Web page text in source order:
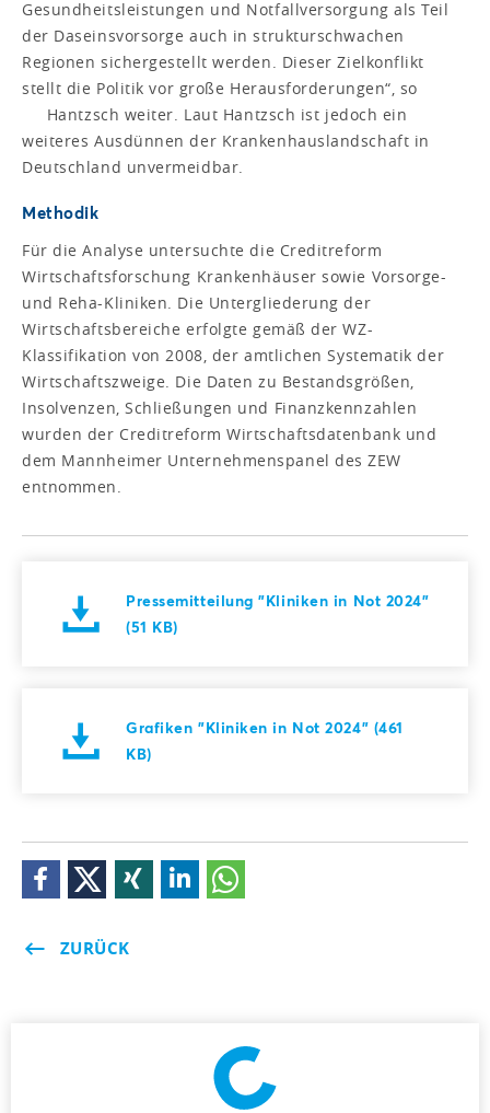
Gesundheitsleistungen und Notfallversorgung als Teil
der Daseinsvorsorge auch in strukturschwachen
Regionen sichergestellt werden. Dieser Zielkonflikt
stellt die Politik vor große Herausforderungen“, so
Hantzsch weiter. Laut Hantzsch ist jedoch ein
weiteres Ausdünnen der Krankenhauslandschaft in
Deutschland unvermeidbar.
Methodik
Für die Analyse untersuchte die Creditreform
Wirtschaftsforschung Krankenhäuser sowie Vorsorge-
und Reha-Kliniken. Die Untergliederung der
Wirtschaftsbereiche erfolgte gemäß der WZ-
Klassifikation von 2008, der amtlichen Systematik der
Wirtschaftszweige. Die Daten zu Bestandsgrößen,
Insolvenzen, Schließungen und Finanzkennzahlen
wurden der Creditreform Wirtschaftsdatenbank und
dem Mannheimer Unternehmenspanel des ZEW
entnommen.
Pressemitteilung "Kliniken in Not 2024"
(51 KB)
Grafiken "Kliniken in Not 2024" (461
KB)
ZURÜCK